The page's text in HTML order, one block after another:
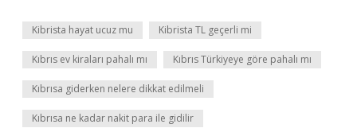
Kibrista hayat ucuz mu Kibrista TL geçerli mi
Kıbrıs ev kiraları pahalı mı Kıbrıs Türkiyeye göre pahalı mı
Kıbrısa giderken nelere dikkat edilmeli
Kıbrısa ne kadar nakit para ile gidilir